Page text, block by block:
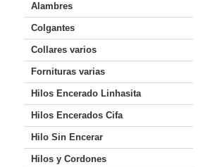
Alambres
Colgantes
Collares varios
Fornituras varias
Hilos Encerado Linhasita
Hilos Encerados Cifa
Hilo Sin Encerar
Hilos y Cordones